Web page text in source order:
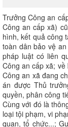
Trưởng Công an
Công an cấp xã)
hình, kết quả công
toàn dân bảo vệ
pháp luật có liên
Công an cấp xã;
Công an xã đang
án được Thủ
quyền, phân công
Cùng với đó là
loại tội phạm, vi
quan, tổ chức...;